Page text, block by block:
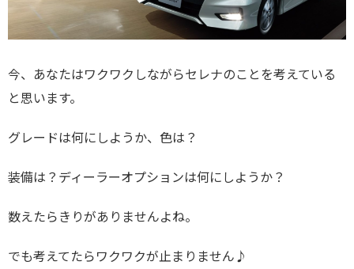
今、あなたはワクワクしながらセレナのことを考えている
と思います。
グレードは何にしようか、色は？
装備は？ディーラーオプションは何にしようか？
数えたらきりがありませんよね。
でも考えてたらワクワクが止まりません♪